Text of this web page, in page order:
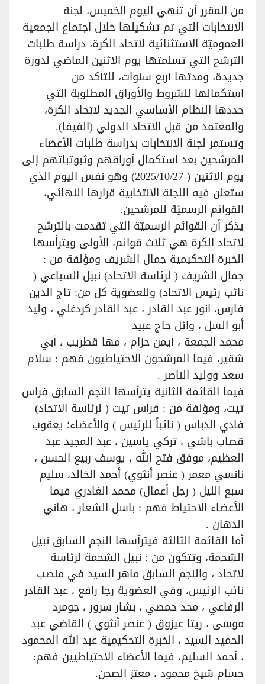
من المقرر أن تنهي اليوم الخميس، لجنة
الانتخابات التي تم تشكيلها خلال اجتماع الجمعية
العموميّة الاستثنائية لاتحاد الكرة، دراسة طلبات
الترشح التي تسلمتها يوم الاثنين الماضي لدورة
جديدة، ومدتها أربع سنوات، للتأكد من
استكمالها للشروط والأوراق المطلوبة التي
حددها النظام الأساسي الجديد لاتحاد الكرة،
والمعتمد من قبل الاتحاد الدولي (الفيفا).
وتستمر لجنة الانتخابات بدراسة طلبات الأعضاء
المرشحين بعد استكمال أوراقهم وثبوتباتهم إلى
يوم الاثنين ( 2025/10/27) وهو نفس اليوم الذي
ستعلن فيه اللجنة الانتخابية قرارها النهائي،
القوائم الرسميّة للمرشحين.
يذكر أن القوائم الرسميّة التي تقدمت بالترشح
لاتحاد الكرة هي ثلاث قوائم، الأولى ويترأسها
الخبرة التحكيمية جمال الشريف ومؤلفة من :
جمال الشريف ( لرئاسة الاتحاد) نبيل السباعي (
نائب رئيس الاتحاد) وللعضوية كل من: تاج الدين
فارس، انور عبد القادر ، عبد القادر كردغلي ، وليد
أبو السل ، وائل حاج عبيد
محمد الجمعة ، أيمن حزام ، مها قطريب ، أبي
شقير، فيما المرشحون الاحتياطيون فهم : سلام
سعد ووليد الناصر .
فيما القائمة الثانية يترأسها النجم السابق فراس
تيت، ومؤلفة من : فراس تيت ( لرئاسة الاتحاد)
فادي الدباس ( نائباً للرئيس ) والأعضاء؛ يعقوب
قصاب باشي ، تركي ياسين ، عبد المجيد عبد
العظيم، موفق فتح الله ، يوسف ربيع الحسن ،
نانسي معمر ( عنصر أنثوي) أحمد الخالد، سليم
سبع الليل ( رجل أعمال) محمد الغادري فيما
الأعضاء الاحتياط فهم : باسل الشعار ، هاني
الدهان .
أما القائمة الثالثة فيترأسها النجم السابق نبيل
الشحمة، وتتكون من : نبيل الشحمة لرئاسة
لاتحاد ، والنجم السابق ماهر السيد في منصب
نائب الرئيس، وفي العضوية رجا رافع ، عبد القادر
الرفاعي ، محد حمصي ، بشار سرور ، جومرد
موسى ، ريتا عيزوق ( عنصر أنثوي ) القاضي عبد
الحميد السيد ، الخبرة التحكيمية عبد الله المحمود
، أحمد السليم، فيما الأعضاء الاحتياطيين فهم:
حسام شيخ محمود ، معتز الصحن.